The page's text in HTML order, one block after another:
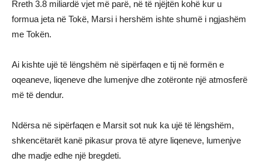
Rreth 3.8 miliardë vjet më parë, në të njëjtën kohë kur u
formua jeta në Tokë, Marsi i hershëm ishte shumë i ngjashëm
me Tokën.
Ai kishte ujë të lëngshëm në sipërfaqen e tij në formën e
oqeaneve, liqeneve dhe lumenjve dhe zotëronte një atmosferë
më të dendur.
Ndërsa në sipërfaqen e Marsit sot nuk ka ujë të lëngshëm,
shkencëtarët kanë pikasur prova të atyre liqeneve, lumenjve
dhe madje edhe një bregdeti.